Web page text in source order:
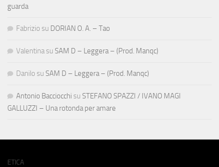
guarda
Fabrizio su DORIAN O. A. – Tao
Valentina su SAM D – Leggera – (Prod. Manqc)
Danilo su SAM D – Leggera – (Prod. Manqc)
Antonio Bacciocchi su STEFANO SPAZZI / IVANO MAGI
GALLUZZI – Una rotonda per amare
ETICA